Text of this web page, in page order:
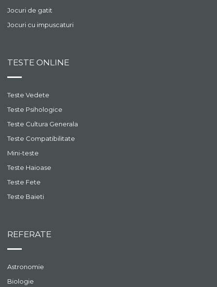
Jocuri de gatit
Jocuri cu impuscaturi
TESTE ONLINE
Teste Vedete
Teste Psihologice
Teste Cultura Generala
Teste Compatibilitate
Mini-teste
Teste Haioase
Teste Fete
Teste Baieti
REFERATE
Astronomie
Biologie